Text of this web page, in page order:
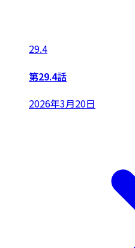
29.4
第29.4話
2026年3月20日